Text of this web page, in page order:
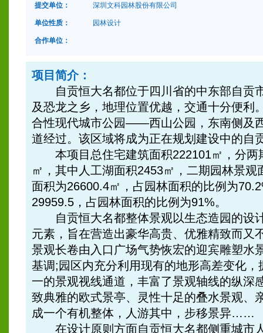
提交单位： 深圳文科园林股份有限公司
单位性质： 园林设计
合作单位：
项目简介：
自贡恒大名都位于四川省的中东部自贡
及恐龙之乡，地理位置优越，交通十分便利
合性现代城市公园——西山公园，东南侧及
道经过。该区域将成为正在规划建设中的自
本项目总住宅建筑面积222101㎡，分两
㎡，其中人工湖面积2453㎡，二期园林景
面积为26600.4㎡，占园林面积的比例为
29959.5，占园林面积的比例为91%。
自贡恒大名都整体景观以生态造园的设
元素，旨在营造出豪华高贵、优雅精致而又
景观长卷由入口广场气势恢宏的迎宾雕塑水
基调;园区内充分利用现有的地形高差变化
一的景观视线通道，丰富了景观轴线的纵深
致典雅的欧式景亭、灵性十足的叠水景观、
成一个有机整体，人游其中，步移景异……
在设计原则方面自贡恒大名都侧重城市